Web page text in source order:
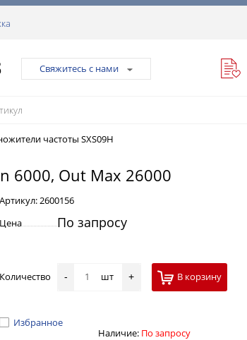
Свяжитесь с нами
частоты SXS09H
6000, Out Max 26000
Артикул:2600156
Цена
По запросу
Количество - шт + В корзину
Избранное
Наличие: По запросу